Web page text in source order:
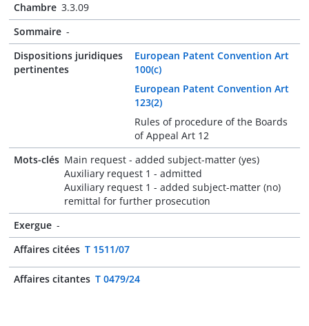
Chambre 3.3.09
Sommaire -
Dispositions juridiques
pertinentes
European Patent Convention Art
100(c)
European Patent Convention Art
123(2)
Rules of procedure of the Boards
of Appeal Art 12
Mots-clés Main request - added subject-matter (yes)
Auxiliary request 1 - admitted
Auxiliary request 1 - added subject-matter (no)
remittal for further prosecution
Exergue -
Affaires citées T 1511/07
Affaires citantes T 0479/24